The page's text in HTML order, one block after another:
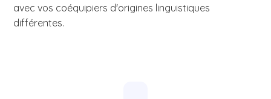
avec vos coéquipiers d'origines linguistiques
différentes.